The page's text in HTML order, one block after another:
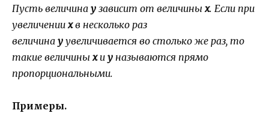
Пусть величина y зависит от величиных. Если при
увеличениихв несколько раз
величина у увеличивается во столько же раз, то
такие величиныхи у называются прямо
пропорциональными.
Примеры.